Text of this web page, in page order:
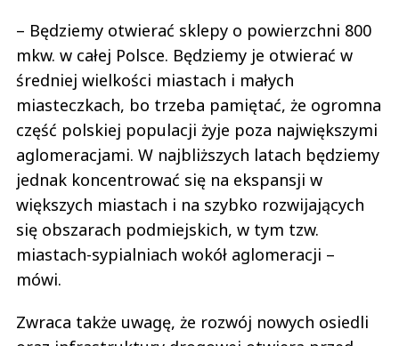
– Będziemy otwierać sklepy o powierzchni 800
mkw. w całej Polsce. Będziemy je otwierać w
średniej wielkości miastach i małych
miasteczkach, bo trzeba pamiętać, że ogromna
część polskiej populacji żyje poza największymi
aglomeracjami. W najbliższych latach będziemy
jednak koncentrować się na ekspansji w
większych miastach i na szybko rozwijających
się obszarach podmiejskich, w tym tzw.
miastach-sypialniach wokół aglomeracji –
mówi.
Zwraca także uwagę, że rozwój nowych osiedli